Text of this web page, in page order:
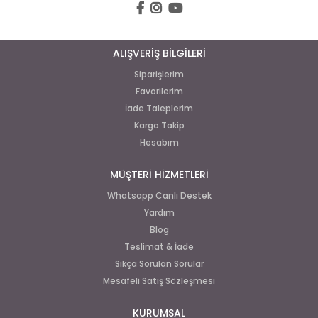
ALIŞVERİŞ BİLGİLERİ
Siparişlerim
Favorilerim
İade Taleplerim
Kargo Takip
Hesabım
MÜŞTERİ HİZMETLERİ
Whatsapp Canlı Destek
Yardım
Blog
Teslimat & İade
Sıkça Sorulan Sorular
Mesafeli Satış Sözleşmesi
KURUMSAL